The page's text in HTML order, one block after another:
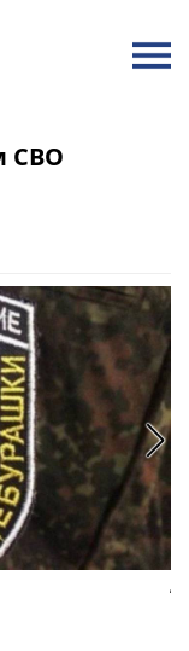
СВО